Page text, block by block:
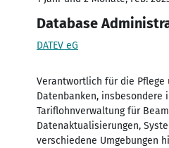
Database
DATEV eG
Verantwortlich für die Pflege
Datenbanken, insbesondere
Tariflohnverwaltung für
Datenaktualisierungen,
verschiedene Umgebungen